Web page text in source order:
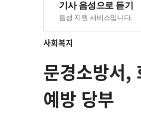
기사 음성으로 듣기
음성 지원 서비스입니다.
사회복지
문경소방서,
예방 당부